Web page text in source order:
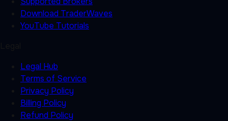
Download TraderWaves
YouTube Tutorials
Legal Hub
Terms of Service
Privacy Policy
Billing Policy
Refund Policy